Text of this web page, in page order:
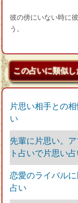
彼の傍にいない時に
う。
この占いに類似
片思い相手との
い
先輩に片思い。
ト占いで片思い
恋愛のライバル
占い